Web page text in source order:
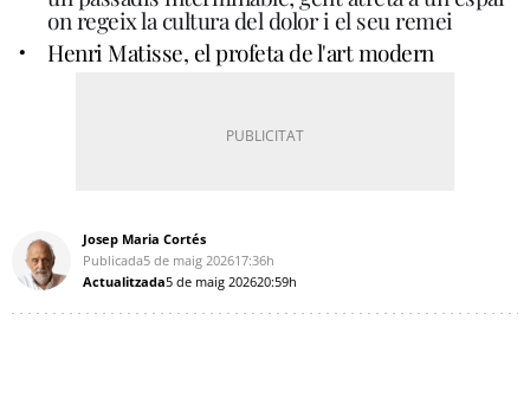
on regeix la cultura del dolor i el seu remei
Henri Matisse, el profeta de l'art modern
Josep Maria Cortés
Publicada5 de maig 202617:36h
Actualitzada5 de maig 202620:59h